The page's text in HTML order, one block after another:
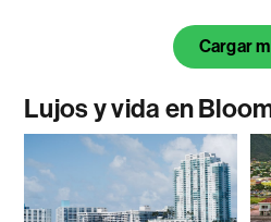
Cargar
Lujos y vida en